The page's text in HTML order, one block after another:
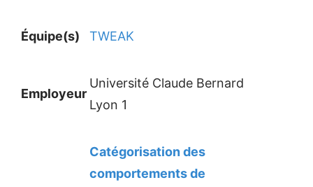
Équipe(s) TWEAK
Employeur
Université Claude Bernard
Lyon 1
Catégorisation des
comportements de